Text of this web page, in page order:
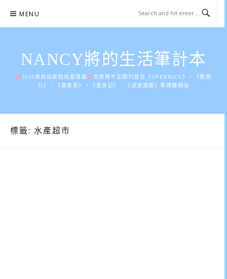
content
MENU
NANCY將的生活筆計本
2026食尚玩家駐站部落客
文章將不定期刊登在《OPENRICE》、《輕旅
行》、《窩客島》、《愛食記》、《波波黛麗》等媒體網站
標籤: 水產超市